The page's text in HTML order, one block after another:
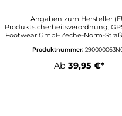
Angaben zum Hersteller
Produktsicherheitsverordnung,
Footwear GmbHZeche-Norm-
verantwortlichen Person
KGKlingenbergstraße 132758
Produktnummer:
Ab 39,95 €*